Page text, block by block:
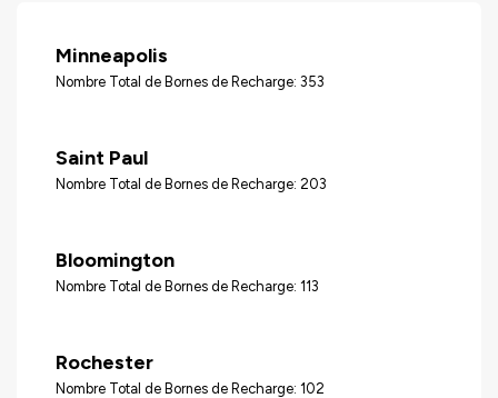
Minneapolis
Nombre Total de Bornes de Recharge: 353
Saint Paul
Nombre Total de Bornes de Recharge: 203
Bloomington
Nombre Total de Bornes de Recharge: 113
Rochester
Nombre Total de Bornes de Recharge: 102